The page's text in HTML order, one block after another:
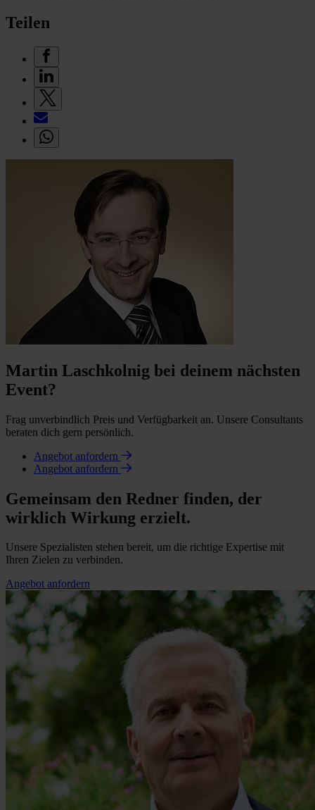
Teilen
Martin Laschkolnig bei deinem nächsten
Event?
Frag unverbindlich Preis und Verfügbarkeit an. Unsere Consultants
beraten dich gern persönlich.
Angebot anfordern
Angebot anfordern
Gemeinsam den Redner finden, der
wirklich Wirkung erzielt.
Unsere Spezialisten stehen bereit, um die richtige Expertise mit
Ihren Zielen zu verbinden.
Angebot anfordern